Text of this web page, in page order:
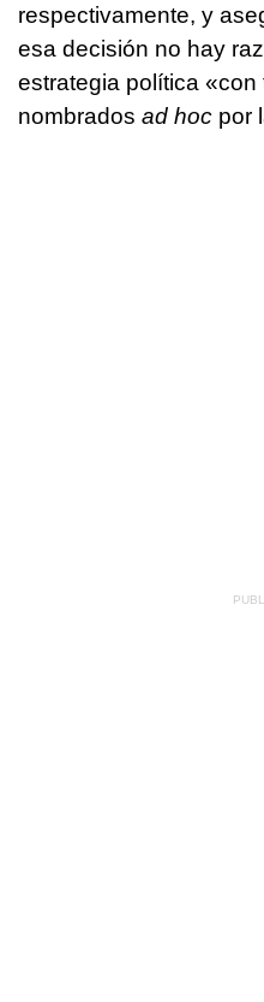
respectivamente, y
esa decisión no hay
estrategia política
nombrados ad hoc por